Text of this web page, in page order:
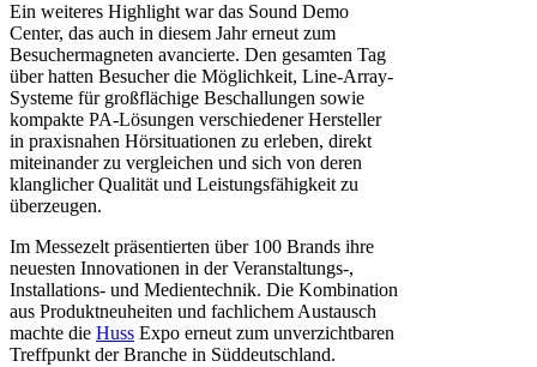
Ein weiteres Highlight war das Sound Demo
Center, das auch in diesem Jahr erneut zum
Besuchermagneten avancierte. Den gesamten Tag
über hatten Besucher die Möglichkeit, Line-Array-
Systeme für großflächige Beschallungen sowie
kompakte PA-Lösungen verschiedener Hersteller
in praxisnahen Hörsituationen zu erleben, direkt
miteinander zu vergleichen und sich von deren
klanglicher Qualität und Leistungsfähigkeit zu
überzeugen.
Im Messezelt präsentierten über 100 Brands ihre
neuesten Innovationen in der Veranstaltungs-,
Installations- und Medientechnik. Die Kombination
aus Produktneuheiten und fachlichem Austausch
machte die Huss Expo erneut zum unverzichtbaren
Treffpunkt der Branche in Süddeutschland.